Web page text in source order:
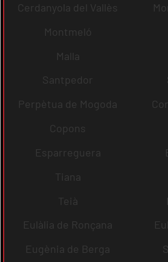
Cerdanyola del Vallès
Montmeló
Malla
Santpedor
Perpètua de Mogoda
Copons
Esparreguera
Tiana
Teià
Eulàlia de Ronçana
Eugènia de Berga